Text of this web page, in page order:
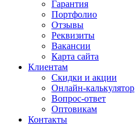
Гарантия
Портфолио
Отзывы
Реквизиты
Вакансии
Карта сайта
Клиентам
Скидки и акции
Онлайн-калькулятор
Вопрос-ответ
Оптовикам
Контакты